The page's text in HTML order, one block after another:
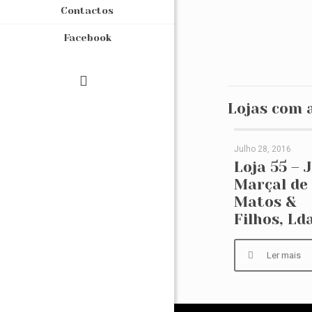
Contactos
Facebook
Lojas com
Loja 55 – J.
de Matos &
Julho 28, 2016
Loja 55 –
Marçal de
Matos &
Filhos,
Ler mais